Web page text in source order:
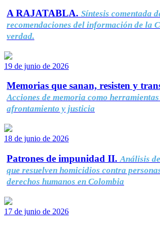
A RAJATABLA. Síntesis comentada
recomendaciones del información de la
verdad.
19 de junio de 2026
Memorias que sanan, resisten y
Acciones de memoria como herramientas
afrontamiento y justicia
18 de junio de 2026
Patrones de impunidad II. Análisis
que resuelven homicidios contra
derechos humanos en Colombia
17 de junio de 2026